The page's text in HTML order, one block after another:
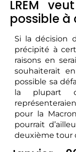
LREM
possible à
Si la décision
précipité à
raisons en
souhaiterait
possible sa
la plupart
pour la
pourrait
deuxième tour